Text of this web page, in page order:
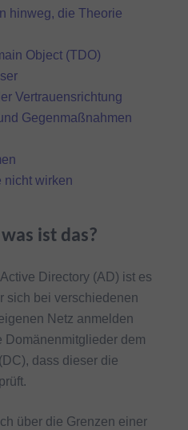
hinweg, die Theorie
Object (TDO)
Vertrauensrichtung
Gegenmaßnahmen
nicht wirken
ist das?
Directory (AD) ist es
sich bei verschiedenen
Netz anmelden
Domänenmitglieder dem
dass dieser die
über die Grenzen einer